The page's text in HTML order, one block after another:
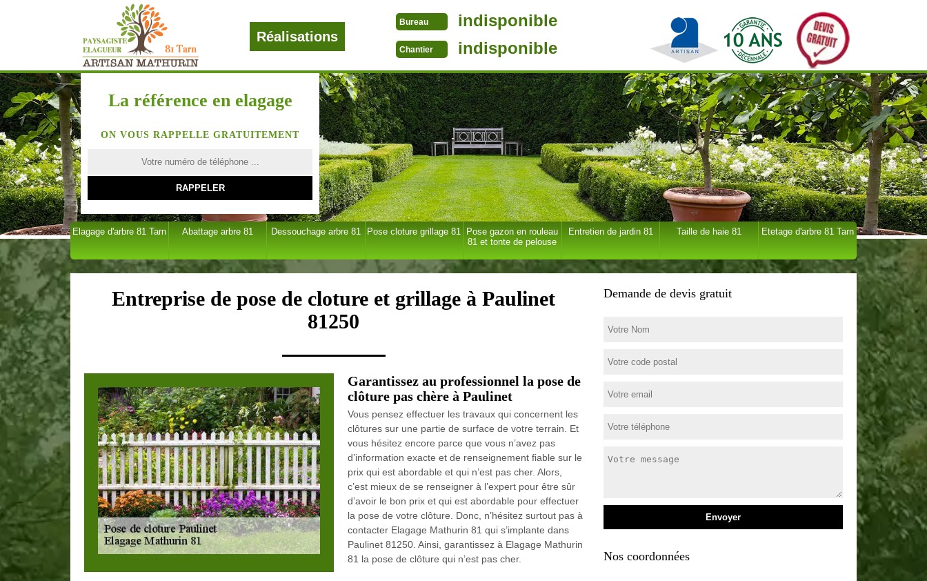
Réalisations
Bureau indisponible
Chantier indisponible
La référence en elagage
ON VOUS RAPPELLE GRATUITEMENT
Elagage d'arbre 81 Tarn Abattage arbre 81 Dessouchage arbre 81 Pose cloture grillage 81
Pose gazon en rouleau
81 et tonte de pelouse
Entretien de jardin 81 Taille de haie 81 Etetage d'arbre 81 Tarn
Entreprise de pose de cloture et grillage à Paulinet
81250
Garantissez au professionnel la pose de
clôture pas chère à Paulinet
Vous pensez effectuer les travaux qui concernent les
clôtures sur une partie de surface de votre terrain. Et
vous hésitez encore parce que vous n’avez pas
d’information exacte et de renseignement fiable sur le
prix qui est abordable et qui n’est pas cher. Alors,
c’est mieux de se renseigner à l’expert pour être sûr
d’avoir le bon prix et qui est abordable pour effectuer
la pose de votre clôture. Donc, n’hésitez surtout pas à
contacter Elagage Mathurin 81 qui s’implante dans
Paulinet 81250. Ainsi, garantissez à Elagage Mathurin
81 la pose de clôture qui n’est pas cher.
Demande de devis gratuit
Nos coordonnées